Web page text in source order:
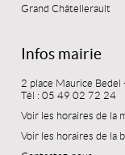
Grand Châtellerault
Infos mairie
2 place Maurice
Tél : 05 49 02 72 24
Voir les horaires de la
Voir les horaires de la